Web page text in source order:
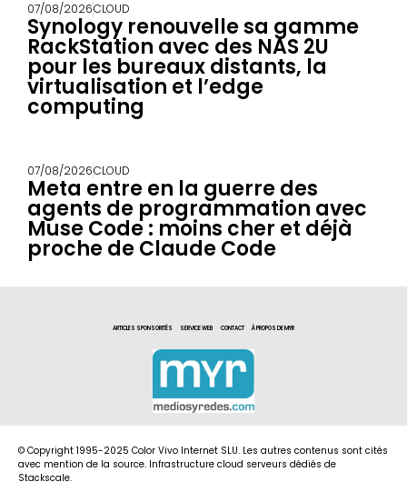
07/08/2026CLOUD
Synology renouvelle sa gamme
RackStation avec des NAS 2U
pour les bureaux distants, la
virtualisation et l’edge
computing
07/08/2026CLOUD
Meta entre en la guerre des
agents de programmation avec
Muse Code : moins cher et déjà
proche de Claude Code
ARTICLES SPONSORITÉS SERVICE WEB CONTACT À PROPOS DE MYR
© Copyright 1995-2025 Color Vivo Internet SLU. Les autres contenus sont cités
avec mention de la source. Infrastructure cloud serveurs dédiés de
Stackscale.